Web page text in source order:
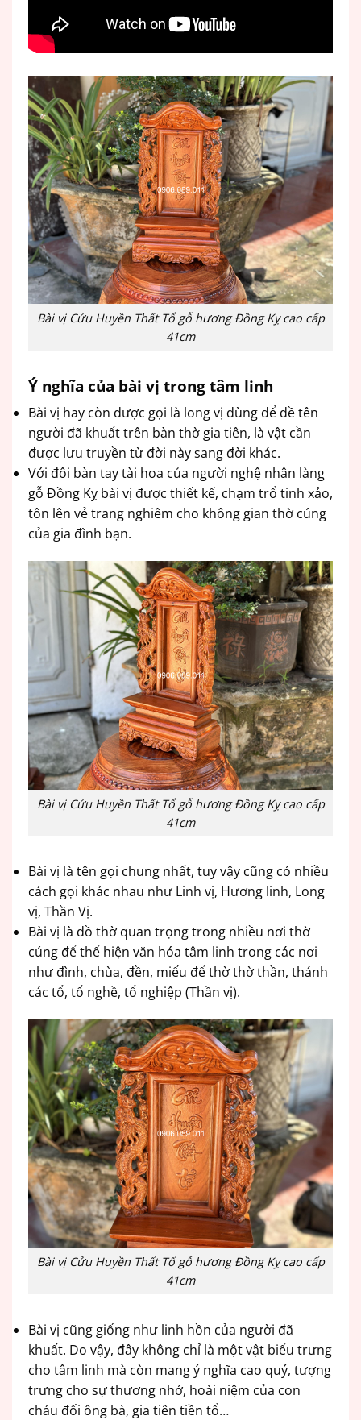
Bài vị Cửu Huyền Thất Tổ gỗ hương Đồng Kỵ cao cấp
41cm
Ý nghĩa của bài vị trong tâm linh
Bài vị hay còn được gọi là long vị dùng để đề tên
người đã khuất trên bàn thờ gia tiên, là vật cần
được lưu truyền từ đời này sang đời khác.
Với đôi bàn tay tài hoa của người nghệ nhân làng
gỗ Đồng Kỵ bài vị được thiết kế, chạm trổ tinh xảo,
tôn lên vẻ trang nghiêm cho không gian thờ cúng
của gia đình bạn.
Bài vị Cửu Huyền Thất Tổ gỗ hương Đồng Kỵ cao cấp
41cm
Bài vị là tên gọi chung nhất, tuy vậy cũng có nhiều
cách gọi khác nhau như Linh vị, Hương linh, Long
vị, Thần Vị.
Bài vị là đồ thờ quan trọng trong nhiều nơi thờ
cúng để thể hiện văn hóa tâm linh trong các nơi
như đình, chùa, đền, miếu để thờ thờ thần, thánh
các tổ, tổ nghề, tổ nghiệp (Thần vị).
Bài vị Cửu Huyền Thất Tổ gỗ hương Đồng Kỵ cao cấp
41cm
Bài vị cũng giống như linh hồn của người đã
khuất. Do vậy, đây không chỉ là một vật biểu trưng
cho tâm linh mà còn mang ý nghĩa cao quý, tượng
trưng cho sự thương nhớ, hoài niệm của con
cháu đối ông bà, gia tiên tiền tổ…